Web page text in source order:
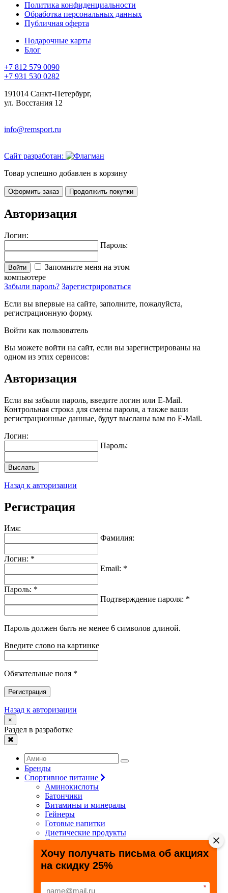
Политика конфиденциальности
Обработка персональных данных
Публичная оферта
Подарочные карты
Блог
+7 812 579 0090
+7 931 530 0282
191014 Санкт-Петербург,
ул. Восстания 12
info@remsport.ru
Сайт разработан:
Товар успешно добавлен в корзину
Оформить заказ Продолжить покупки
Авторизация
Логин:
Пароль:
Войти
Запомните меня на этом
компьютере
Забыли пароль? Зарегистрироваться
Если вы впервые на сайте, заполните, пожалуйста,
регистрационную форму.
Войти как пользователь
Вы можете войти на сайт, если вы зарегистрированы на
одном из этих сервисов:
Авторизация
Если вы забыли пароль, введите логин или E-Mail.
Контрольная строка для смены пароля, а также ваши
регистрационные данные, будут высланы вам по E-Mail.
Логин:
Пароль:
Выслать
Назад к авторизации
Регистрация
Имя:
Фамилия:
Логин: *
Email: *
Пароль: *
Подтверждение пароля: *
Пароль должен быть не менее 6 символов длиной.
Введите слово на картинке
Обязательные поля *
Регистрация
Назад к авторизации
×
Раздел в разработке
Бренды
Спортивное питание
Аминокислоты
Батончики
Витамины и минералы
Гейнеры
Готовые напитки
Диетические продукты
Для связок и суставов
Жиросжигатели
Здоровье и долголетие
Креатин
Специальные препараты
Хочу получать письма об акциях
на скидку 25%
*